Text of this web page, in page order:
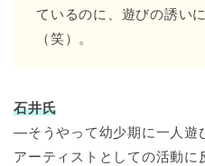
ているのに、遊びの誘い
（笑）。
石井氏
―そうやって幼少期に一人遊
アーティストとしての活動に